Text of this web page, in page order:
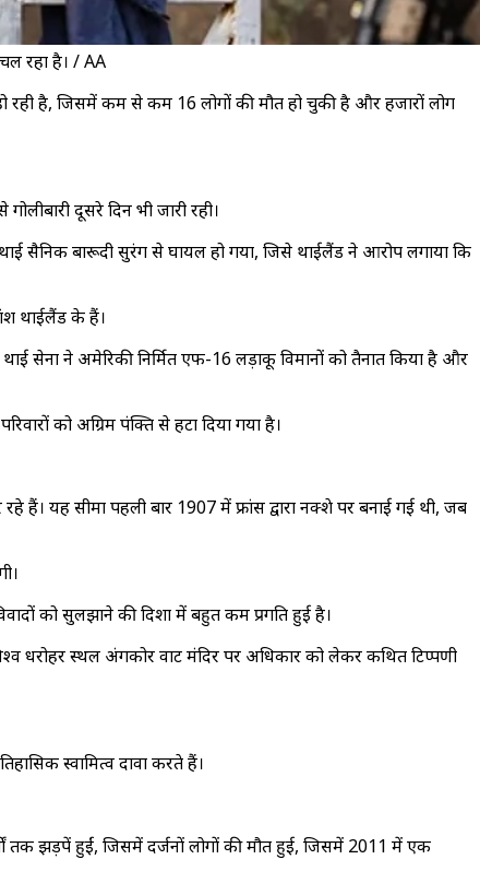
रहा है। / AA
रही है, जिसमें कम से कम 16 लोगों की मौत हो चुकी है और हजारों लोग
दूसरे दिन भी जारी रही।
सैनिक बारूदी सुरंग से घायल हो गया, जिसे थाईलैंड ने आरोप लगाया कि
थाईलैंड के हैं।
सेना ने अमेरिकी निर्मित एफ-16 लड़ाकू विमानों को तैनात किया है और
को अग्रिम पंक्ति से हटा दिया गया है।
यह सीमा पहली बार 1907 में फ्रांस द्वारा नक्शे पर बनाई गई थी, जब
को सुलझाने की दिशा में बहुत कम प्रगति हुई है।
धरोहर स्थल अंगकोर वाट मंदिर पर अधिकार को लेकर कथित टिप्पणी
स्वामित्व दावा करते हैं।
तक झड़पें हुईं, जिसमें दर्जनों लोगों की मौत हुई, जिसमें 2011 में एक